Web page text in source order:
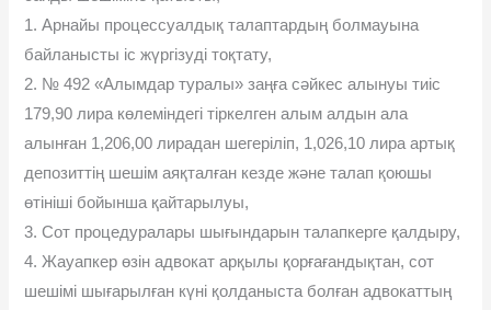
1. Арнайы процессуалдық талаптардың болмауына
байланысты іс жүргізуді тоқтату,
2. № 492 «Алымдар туралы» заңға сəйкес алынуы тиіс
179,90 лира көлеміндегі тіркелген алым алдын ала
алынған 1,206,00 лирадан шегеріліп, 1,026,10 лира артық
депозиттің шешім аяқталған кезде жəне талап қоюшы
өтініші бойынша қайтарылуы,
3. Сот процедуралары шығындарын талапкерге қалдыру,
4. Жауапкер өзін адвокат арқылы қорғағандықтан, сот
шешімі шығарылған күні қолданыста болған адвокаттың